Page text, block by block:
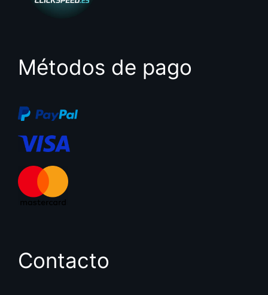
Métodos de pago
Contacto